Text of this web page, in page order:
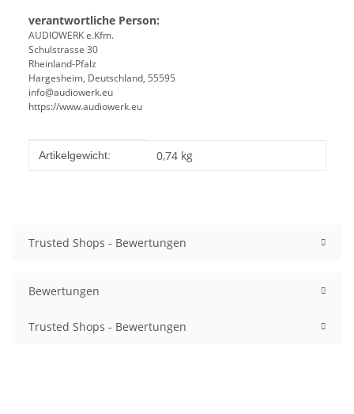
verantwortliche Person:
AUDIOWERK e.Kfm.
Schulstrasse 30
Rheinland-Pfalz
Hargesheim, Deutschland, 55595
info@audiowerk.eu
https://www.audiowerk.eu
Produkteigenschaft
Wert
Artikelgewicht: 0,74 kg
Trusted Shops - Bewertungen
Bewertungen
Trusted Shops - Bewertungen